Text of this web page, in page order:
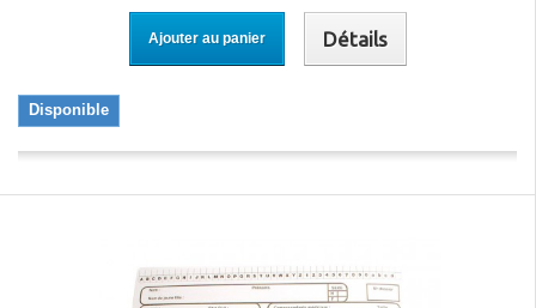
Ajouter au panier Détails
Disponible